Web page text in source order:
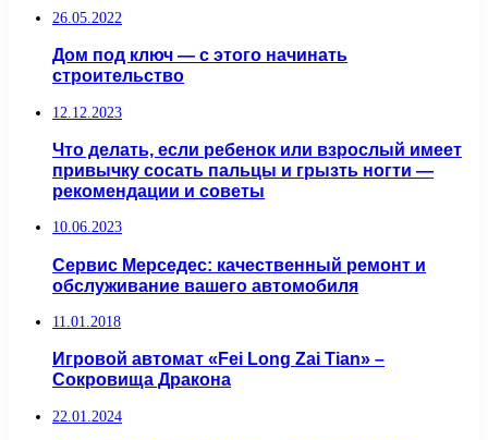
26.05.2022
Дом под ключ — с этого начинать
строительство
12.12.2023
Что делать, если ребенок или взрослый имеет
привычку сосать пальцы и грызть ногти —
рекомендации и советы
10.06.2023
Сервис Мерседес: качественный ремонт и
обслуживание вашего автомобиля
11.01.2018
Игровой автомат «Fei Long Zai Tian» –
Сокровища Дракона
22.01.2024